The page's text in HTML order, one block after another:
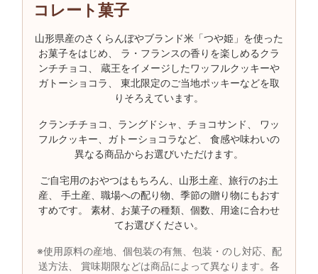
コレート菓子
山形県産のさくらんぼやブランド米「つや姫」を使った
お菓子をはじめ、 ラ・フランスの香りを楽しめるクラ
ンチチョコ、 蔵王をイメージしたワッフルクッキーや
ガトーショコラ、 東北限定のご当地ポッキーなどを取
りそろえています。
クランチチョコ、ラングドシャ、チョコサンド、 ワッ
フルクッキー、ガトーショコラなど、 食感や味わいの
異なる商品からお選びいただけます。
ご自宅用のおやつはもちろん、山形土産、旅行のお土
産、 手土産、職場への配り物、季節の贈り物にもおす
すめです。 素材、お菓子の種類、個数、用途に合わせ
てお選びください。
※使用原料の産地、個包装の有無、包装・のし対応、配
送方法、 賞味期限などは商品によって異なります。各